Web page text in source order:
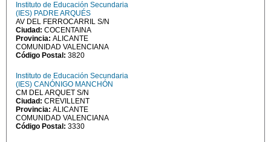
Instituto de Educación Secundaria
(IES) PADRE ARQUÉS
AV DEL FERROCARRIL S/N
Ciudad: COCENTAINA
Provincia: ALICANTE
COMUNIDAD VALENCIANA
Código Postal: 3820
Instituto de Educación Secundaria
(IES) CANÓNIGO MANCHÓN
CM DEL ARQUET S/N
Ciudad: CREVILLENT
Provincia: ALICANTE
COMUNIDAD VALENCIANA
Código Postal: 3330